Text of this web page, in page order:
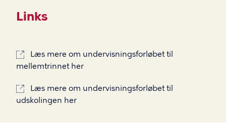
Links
Læs mere om undervisningsforløbet til
mellemtrinnet her
Læs mere om undervisningsforløbet til
udskolingen her